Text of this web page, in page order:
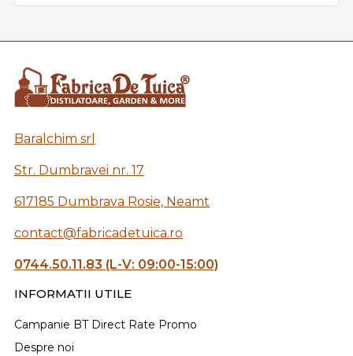
Baralchim srl
Str. Dumbravei nr. 17
617185 Dumbrava Rosie, Neamt
contact@fabricadetuica.ro
0744.50.11.83 (L-V: 09:00-15:00)
INFORMATII UTILE
Campanie BT Direct Rate Promo
Despre noi